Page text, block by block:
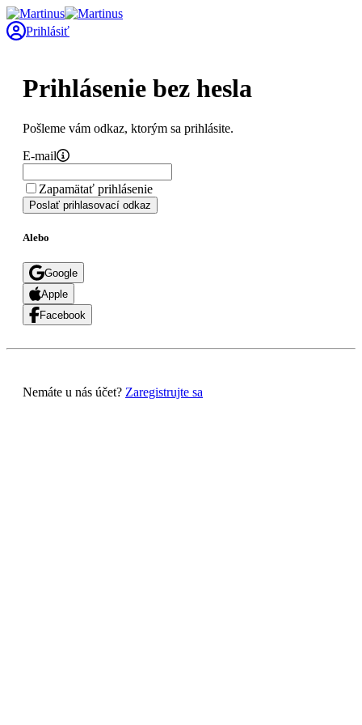
Prihlásiť
Prihlásenie bez hesla
Pošleme vám odkaz, ktorým sa prihlásite.
E-mail
Zapamätať prihlásenie
Poslať prihlasovací odkaz
Alebo
Google
Apple
Facebook
Nemáte u nás účet? Zaregistrujte sa